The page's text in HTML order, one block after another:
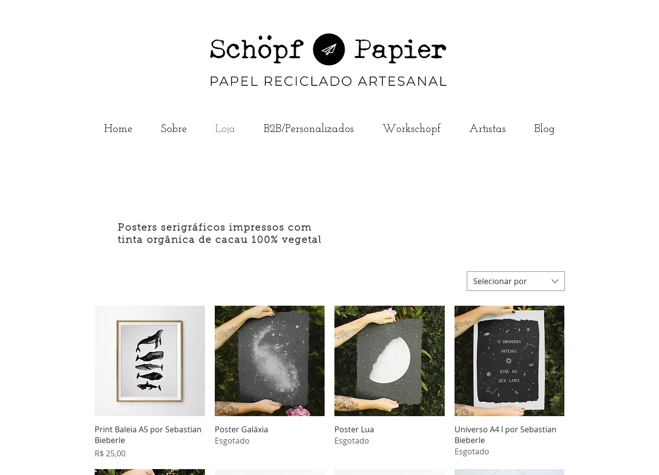
Posters serigráficos impressos com
tinta orgânica de cacau 100% vegetal
Selecionar por
Visualização rápida
Print Baleia A5 por Sebastian
Bieberle
Preço
R$ 25,00
Visualização rápida
Poster Galáxia
Esgotado
Visualização rápida
Poster Lua
Esgotado
Visualização rápida
Universo A4 I por Sebastian
Bieberle
Esgotado
Home Sobre Loja B2B/Personalizados Workschöpf Artistas Blog